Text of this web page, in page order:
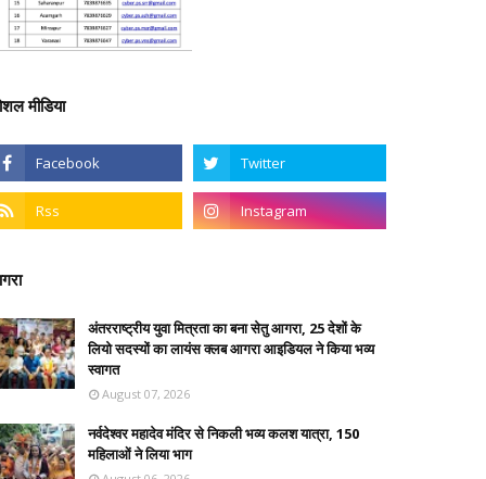
मीडिया
अंतरराष्ट्रीय युवा मित्रता का बना सेतु आगरा, 25 देशों के
लियो सदस्यों का लायंस क्लब आगरा आइडियल ने किया भव्य
स्वागत
August 07, 2026
नर्वदेश्वर महादेव मंदिर से निकली भव्य कलश यात्रा, 150
महिलाओं ने लिया भाग